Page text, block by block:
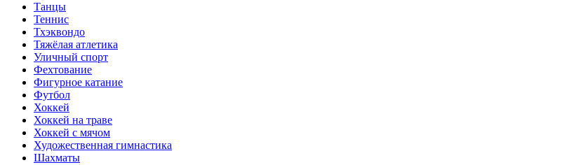
Танцы
Теннис
Тхэквондо
Тяжёлая атлетика
Уличный спорт
Фехтование
Фигурное катание
Футбол
Хоккей
Хоккей на траве
Хоккей с мячом
Художественная гимнастика
Шахматы